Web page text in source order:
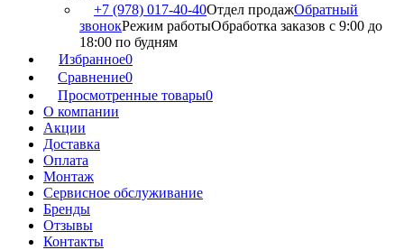
+7 (978) 017-40-40Отдел продажОбратный
звонокРежим работыОбработка заказов с 9:00 до
18:00 по будням
Избранное0
Сравнение0
Просмотренные товары0
О компании
Акции
Доставка
Оплата
Монтаж
Сервисное обслуживание
Бренды
Отзывы
Контакты